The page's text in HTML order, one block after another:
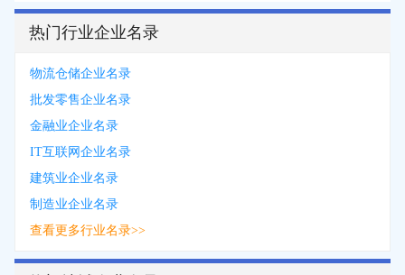
热门行业企业名录
物流仓储企业名录
批发零售企业名录
金融业企业名录
IT互联网企业名录
建筑业企业名录
制造业企业名录
查看更多行业名录>>